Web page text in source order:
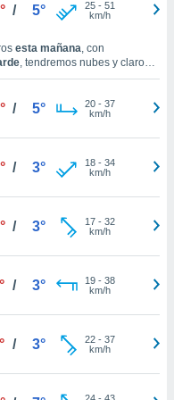
/ 5° 25- 51
km/h
esta mañana, con
, tendremos nubes y claros y
la noche, habrá soleado
. / 5° 20- 37
km/h
/ 3° 18- 34
km/h
/ 3° 17- 32
km/h
/ 3° 19- 38
km/h
/ 3° 22- 37
km/h
24- 43